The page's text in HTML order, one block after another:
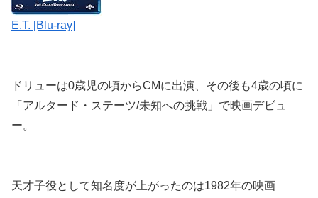
E.T. [Blu-ray]
ドリューは0歳児の頃からCMに出演、その後も4歳の頃に
「アルタード・ステーツ/未知への挑戦」で映画デビュ
ー。
天才子役として知名度が上がったのは1982年の映画